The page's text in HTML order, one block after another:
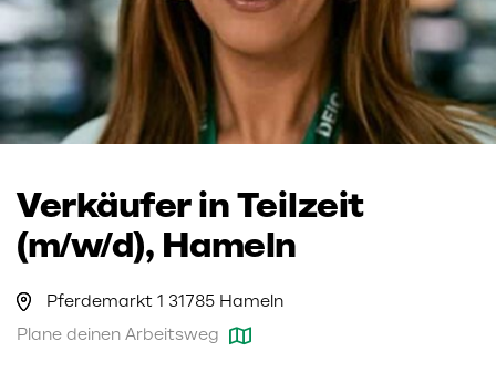
Verkäufer in Teilzeit
(m/w/d), Hameln
Pferdemarkt 1 31785 Hameln
Plane deinen Arbeitsweg